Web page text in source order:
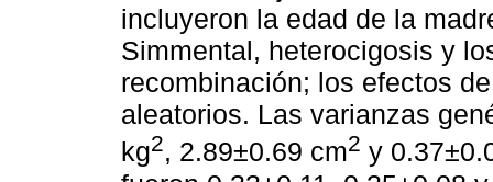
incluyeron la edad de la
Simmental, heterocigosis y
recombinación; los efectos
aleatorios. Las varianzas
kg2, 2.89±0.69 cm2 y